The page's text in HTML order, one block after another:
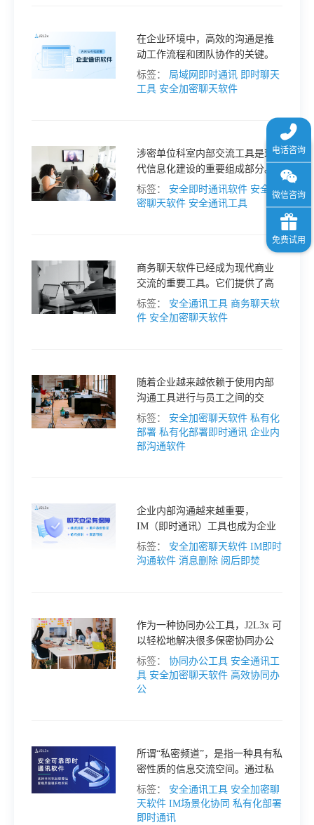
在企业环境中，高效的沟通是推
动工作流程和团队协作的关键。
局域网（LAN）内的聊天软件因
其无需依赖互联网连接、安全性
标签： 局域网即时通讯 即时聊天
工具 安全加密聊天软件
涉密单位科室内部交流工具是现
代信息化建设的重要组成部分。
作为实现信息共享和工作高效的
重要手段，科室内部交流工具在
标签： 安全即时通讯软件 安全加
密聊天软件 安全通讯工具
商务聊天软件已经成为现代商业
交流的重要工具。它们提供了高
效，实时和安全的通信平台，以
帮助企业更好地管理自己。然
标签： 安全通讯工具 商务聊天软
件 安全加密聊天软件
随着企业越来越依赖于使用内部
沟通工具进行与员工之间的交
流，管理者面临的安全挑战也与
日俱增。因此，选择适当的内部
沟通工具私有化部署，是维护企
标签： 安全加密聊天软件 私有化
部署 私有化部署即时通讯 企业内
部沟通软件
企业内部沟通越来越重要，
IM（即时通讯）工具也成为企业
办公中不可或缺的一部分。企业
IM 具有保密性、高效性、协同性
信息的保密性，起到至关重要的
作用。
标签： 安全加密聊天软件 IM即时
沟通软件 消息删除 阅后即焚
作为一种协同办公工具，J2L3x 可
以轻松地解决很多保密协同办公
的痛点。在本文中，我们将探讨
目前保密协同办公中存在的一些
问题，并说明 J2L3x 如何帮助解
标签： 协同办公工具 安全通讯工
具 安全加密聊天软件 高效协同办
公
所谓“私密频道”，是指一种具有私
密性质的信息交流空间。通过私
密频道，用户可以和特定的人或
特定的团队分享私密信息，而不
会泄露给其他人。这种形式的信
标签： 安全通讯工具 安全加密聊
天软件 IM场景化协同 私有化部署
即时通讯